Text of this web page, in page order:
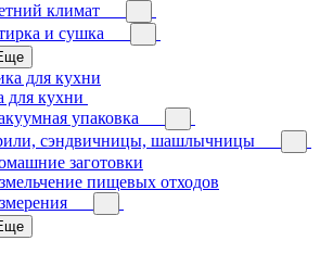
климат
и сушка
для кухни
упаковка
сэндвичницы, шашлычницы
заготовки
пищевых отходов